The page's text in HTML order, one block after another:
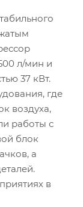
л/мин и
37 кВт.
где
воздуха,
работы с
блок
а
в